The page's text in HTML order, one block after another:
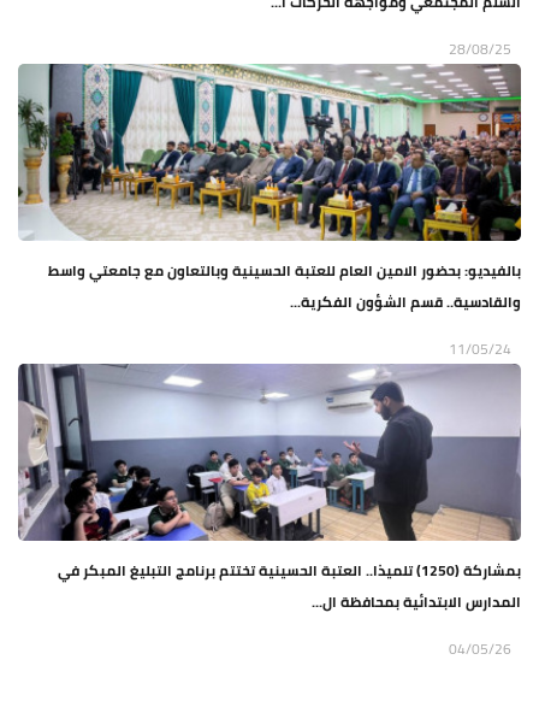
28/08/25
بالفيديو: بحضور الامين العام للعتبة الحسينية وبالتعاون مع جامعتي واسط
والقادسية.. قسم الشؤون الفكرية...
11/05/24
بمشاركة (1250) تلميذا.. العتبة الحسينية تختتم برنامج التبليغ المبكر في
المدارس الابتدائية بمحافظة ال...
04/05/26